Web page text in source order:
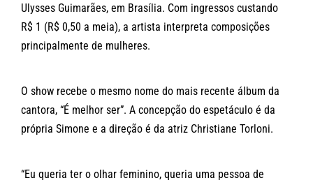
Ulysses Guimarães, em Brasília. Com ingressos custando
R$ 1 (R$ 0,50 a meia), a artista interpreta composições
principalmente de mulheres.
O show recebe o mesmo nome do mais recente álbum da
cantora, “É melhor ser”. A concepção do espetáculo é da
própria Simone e a direção é da atriz Christiane Torloni.
“Eu queria ter o olhar feminino, queria uma pessoa de